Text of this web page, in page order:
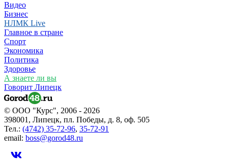
Видео
Бизнес
НЛМК Live
Главное в стране
Спорт
Экономика
Политика
Здоровье
А знаете ли вы
Говорит Липецк
© ООО "Курс", 2006 - 2026
398001, Липецк, пл. Победы, д. 8, оф. 505
Тел.: (4742) 35-72-96, 35-72-91
email: boss@gorod48.ru